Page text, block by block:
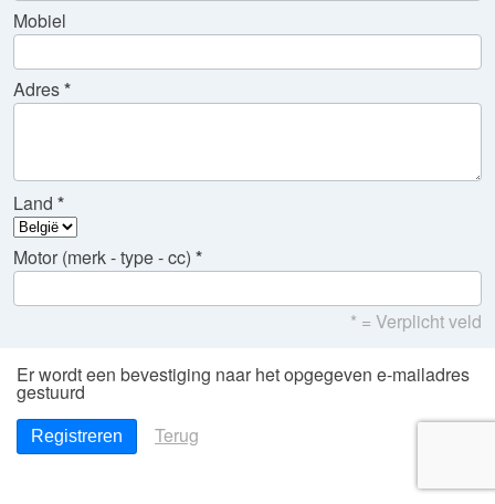
Mobiel
Adres
Land
Motor (merk - type - cc)
* = Verplicht veld
Er wordt een bevestiging naar het opgegeven e-mailadres
gestuurd
Terug